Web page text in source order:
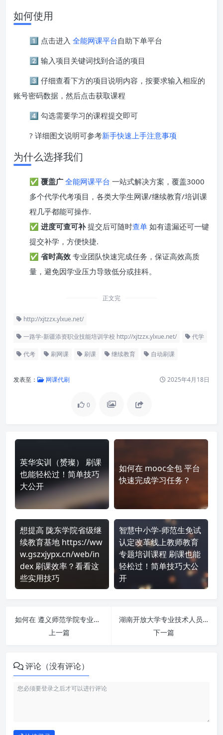
如何使用
1️⃣ 点击进入 全能网课平台自助下单平台
2️⃣ 输入项目关键词找到合适的项目
3️⃣ 仔细查看下方的项目说明内容，按要求输入相应的
账号密码数据，然后点击获取课程
4️⃣ 勾选需要学习的课程提交即可
? 详细图文说明可参考新手快速上手注意事项
为什么选择我们
✅ 覆盖广 全能网课平台 一站式解决方案，覆盖3000
多个代学代考项目，各类大学生网课/继续教育/培训课
程几乎都能可操作.
✅ 进度可查可补提交后可随时查单 如有遗漏还可一键
提交补学，方便快捷.
✅ 省时高效 专业团队快速完成任务，保证高效高质
量，避免因学业压力导致低分或挂科。
正文完
http://xjtzzx.ylxue.net/
一路学-新疆添资职业技能培训学校 http://xjtzzx.ylxue.net/ 代学
代考 刷网课 刷课 继续教育 自动刷课
发表至： 网课代刷 2025年4月18日
0
英华实训（赟璨） 刷课
也能轻松过！简单技巧
大公开
如何在 mooc全包 平台
快速完成学习任务？
想提高 陇东学院省级继
续教育基地 https://ww
w.gszxjypx.cn/web/in
dex 刷课效率？看看这
些实用技巧
智慧中小学-师范生免试
认定改革线上教师教育
专题培训课程 刷课也能
轻松过！简单技巧大公
开
如何在 遵义师范学院专业技术人员继续教育网-网络班级 https://zynczj.webtrn.cn/cms/ 平台快速完成学习任务？
上一篇
湖南开放大学专业技术人员继续教育网-我的课程 http://www.hnzjpx.net/ 刷课也能轻松过！简单技巧大公开
下一篇
评论（没有评论）